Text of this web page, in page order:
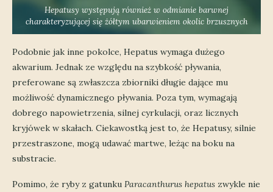
Hepatusy występują również w odmianie barwnej
charakteryzującej się żółtym ubarwieniem okolic brzusznych
Podobnie jak inne pokolce, Hepatus wymaga dużego
akwarium. Jednak ze względu na szybkość pływania,
preferowane są zwłaszcza zbiorniki długie dające mu
możliwość dynamicznego pływania. Poza tym, wymagają
dobrego napowietrzenia, silnej cyrkulacji, oraz licznych
kryjówek w skałach. Ciekawostką jest to, że Hepatusy, silnie
przestraszone, mogą udawać martwe, leżąc na boku na
substracie.
Pomimo, że ryby z gatunku Paracanthurus hepatus zwykle nie